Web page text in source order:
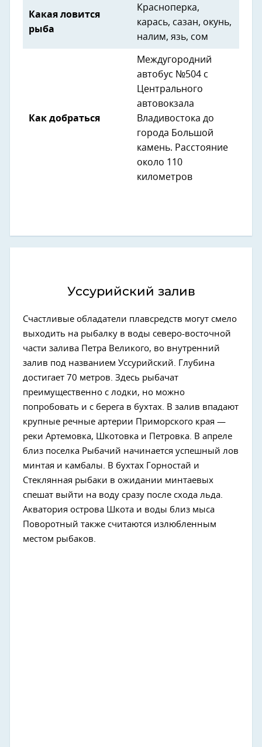
Какая ловится
рыба
Красноперка,
карась, сазан, окунь,
налим, язь, сом
Как добраться
Междугородний
автобус №504 с
Центрального
автовокзала
Владивостока до
города Большой
камень. Расстояние
около 110
километров
Уссурийский залив
Счастливые обладатели плавсредств могут смело
выходить на рыбалку в воды северо-восточной
части залива Петра Великого, во внутренний
залив под названием Уссурийский. Глубина
достигает 70 метров. Здесь рыбачат
преимущественно с лодки, но можно
попробовать и с берега в бухтах. В залив впадают
крупные речные артерии Приморского края —
реки Артемовка, Шкотовка и Петровка. В апреле
близ поселка Рыбачий начинается успешный лов
минтая и камбалы. В бухтах Горностай и
Стеклянная рыбаки в ожидании минтаевых
спешат выйти на воду сразу после схода льда.
Акватория острова Шкота и воды близ мыса
Поворотный также считаются излюбленным
местом рыбаков.